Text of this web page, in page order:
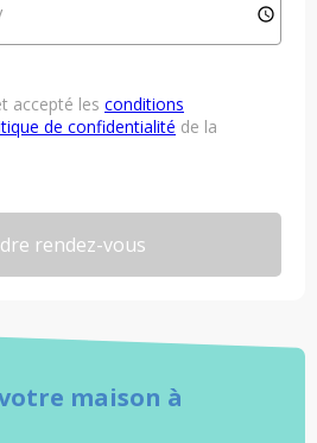
maison à
accepté les conditions
de confidentialité de la